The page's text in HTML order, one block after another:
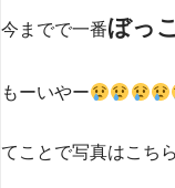
今までで一番ぼっ
もーいやー
てことで写真はこち